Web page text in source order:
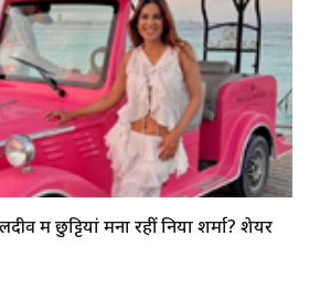
में छुट्टियां मना रहीं निया शर्मा? शेयर